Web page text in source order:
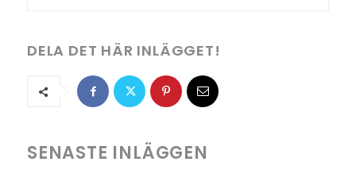
DELA DET HÄR INLÄGGET!
SENASTE INLÄGGEN